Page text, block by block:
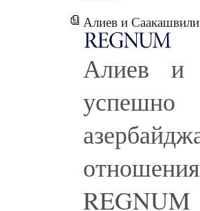
Алиев и Саакашвили
Алиев и